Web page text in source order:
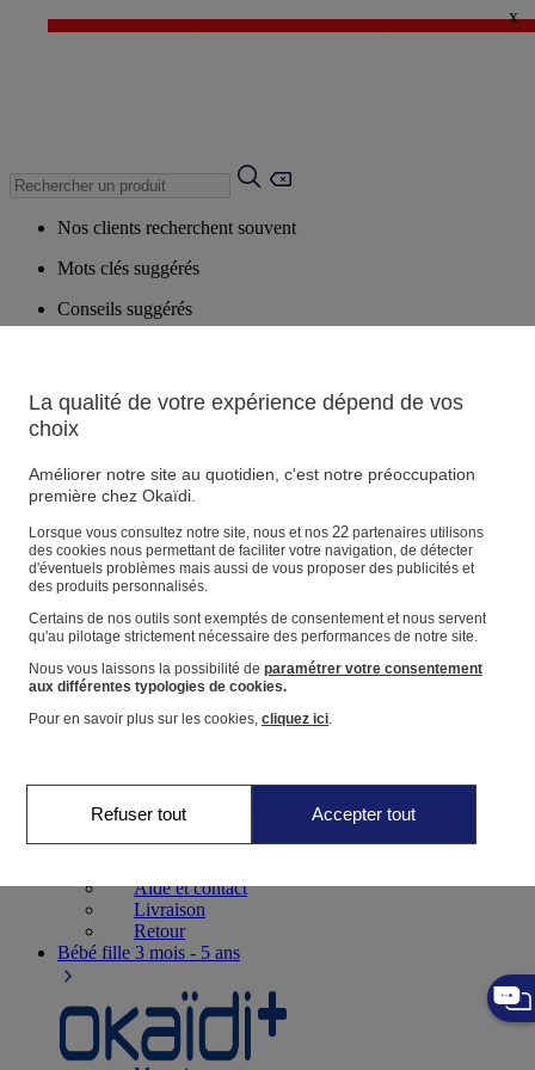
✨ LAST DAYS : Jusqu'à -60%* ✨
x
Nos clients recherchent souvent
Mots clés suggérés
Conseils suggérés
Suivre une commande
Panier
Favoris
Aide et contact
Livraison
Retour
Bébé fille 3 mois - 5 ans
La qualité de votre expérience dépend de vos
choix
Améliorer notre site au quotidien, c'est notre préoccupation
première chez Okaïdi.
Lorsque vous consultez notre site, nous et nos 22partenaires utilisons
des cookies nous permettant de faciliter votre navigation, de détecter
d'éventuels problèmes mais aussi de vous proposer des publicités et
des produits personnalisés.
Certains de nos outils sont exemptés de consentement et nous servent
qu'au pilotage strictement nécessaire des performances de notre site.
Nous vous laissons la possibilité de paramétrer votre consentement
aux différentes typologies de cookies.
Pour en savoir plus sur les cookies, cliquez ici.
Refuser tout Accepter tout